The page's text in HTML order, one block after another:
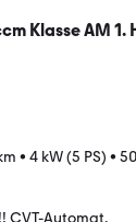
Klasse AM 1.
• 4 kW (5 PS) •
CVT-Automat.